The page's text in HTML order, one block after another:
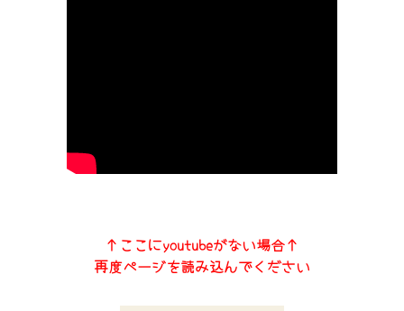
↑ここにyoutubeがない場合↑
再度ページを読み込んでください